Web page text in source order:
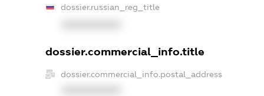
dossier.russian_reg_title
dossier.commercial_info.title
dossier.commercial_info.postal_address